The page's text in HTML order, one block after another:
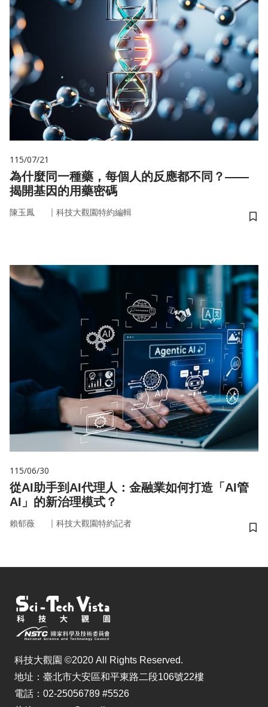
115/07/21
為什麼同一種藥，每個人的反應都不同？——
揭開基因的用藥密碼
陳玉鳳 ｜ 科技大觀園特約編輯
儲
115/06/30
從AI助手到AI代理人：金融業如何打造「AI管
AI」的新治理模式？
賴郁薇 ｜ 科技大觀園特約記者
儲
科技大觀園 ©2020 All Rights Reserved.
地址：臺北市大安區和平東路二段106號22樓
電話：02-25056789 #5526